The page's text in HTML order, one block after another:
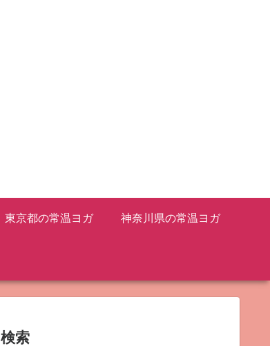
東京都の常温ヨガ 神奈川県の常温ヨガ
検索